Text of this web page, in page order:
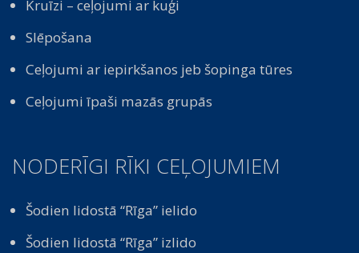
Kruīzi – ceļojumi ar kuģi
Slēpošana
Ceļojumi ar iepirkšanos jeb šopinga tūres
Ceļojumi īpaši mazās grupās
NODERĪGI RĪKI CEĻOJUMIEM
Šodien lidostā “Rīga” ielido
Šodien lidostā “Rīga” izlido